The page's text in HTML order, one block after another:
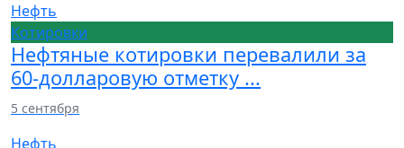
Нефть
Котировки
Нефтяные котировки перевалили за
60-долларовую отметку ...
5 сентября
Нефть